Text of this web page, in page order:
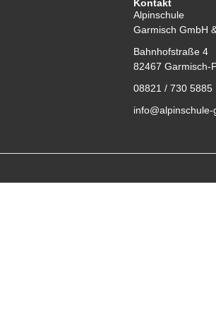
Kontakt
Alpinschule
Garmisch GmbH
Bahnhofstraße 4
82467 Garmisch-
08821 / 730 5885